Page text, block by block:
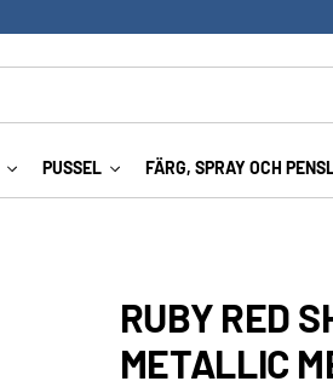
PUSSEL FÄRG, SPRAY OCH
RUBY RED
METALLIC